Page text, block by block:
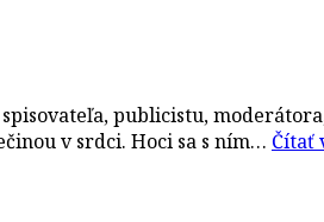
publicistu,
v srdci. Hoci sa s ním… Čítať